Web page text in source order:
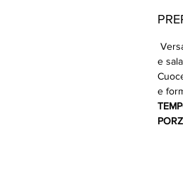
e
e